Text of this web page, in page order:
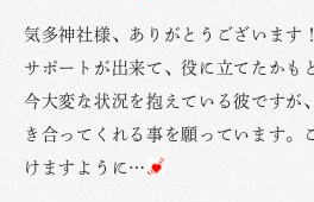
気多神社様、ありがとうございます
サポートが出来て、役に立てたかも
今大変な状況を抱えている彼ですが
き合ってくれる事を願っています。
けますように…